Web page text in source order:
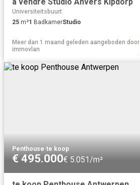
Universiteitsbuurt
25 m²1 BadkamerStudio
Meer dan 1 maand geleden aangeboden door
immovlan
Penthouse·te koop
€ 495.000€ 5.051/m²